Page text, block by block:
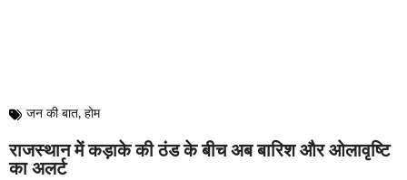
जन की बात, होम
राजस्थान में कड़ाके की ठंड के बीच अब बारिश और ओलावृष्टि
का अलर्ट